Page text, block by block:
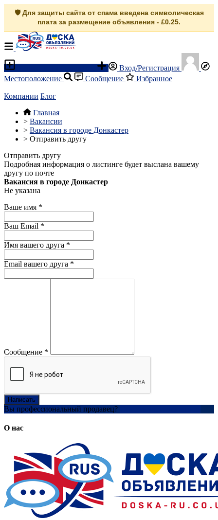
🛡️ Для защиты сайта от спама введена символическая
плата за размещение объявления - £0.25.
Вход/Регистрация
Местоположение
Сообщение Избранное
Компании Блог
Главная
> Вакансии
> Вакансия в городе Донкастер
> Отправить другу
Отправить другу
Подробная информация о листинге будет выслана вашему
другу по почте
Вакансия в городе Донкастер
Не указана
Ваше имя *
Ваш Email *
Имя вашего друга *
Email вашего друга *
Сообщение *
Написать
Вы профессиональный продавец?
О нас